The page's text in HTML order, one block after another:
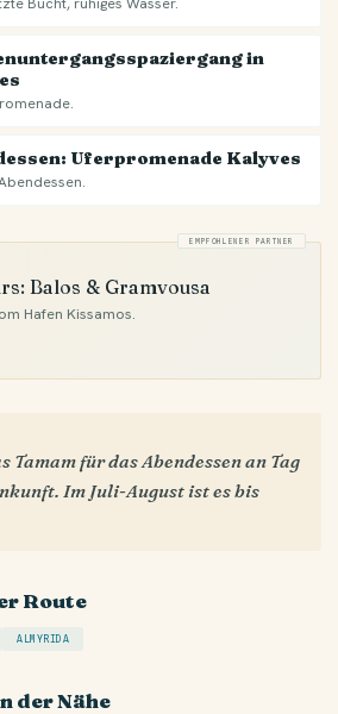
in
Uferpromenade Kalyves
EMPFOHLENER PARTNER
Balos & Gramvousa
Hafen Kissamos.
Tamam für das Abendessen an Tag
Im Juli-August ist es bis
Route
ALMYRIDA
der Nähe